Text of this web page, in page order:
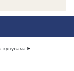
купувача